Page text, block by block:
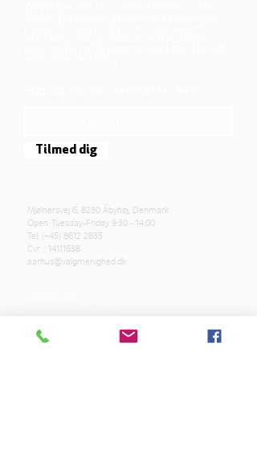
Tilmed dig
Mjølnersvej 6, 8230 Åbyhøj, Denmark
Open: Tuesday-Friday 9:30 - 14:00
Tel: (+45) 8612 2835
Cvr .: 14111638
aarhus@valgmenighed.dk